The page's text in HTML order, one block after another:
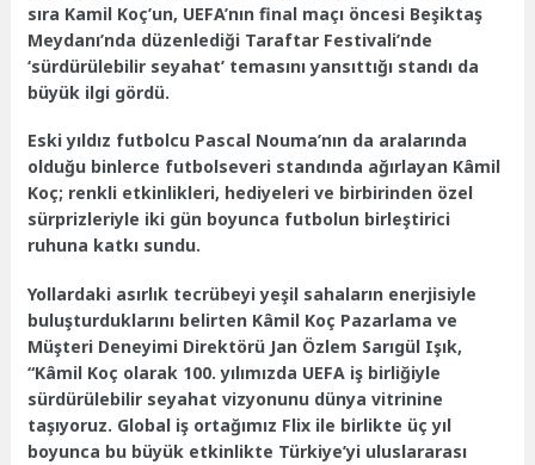
sıra Kamil Koç’un, UEFA’nın final maçı öncesi Beşiktaş
Meydanı’nda düzenlediği Taraftar Festivali’nde
‘sürdürülebilir seyahat’ temasını yansıttığı standı da
büyük ilgi gördü.
Eski yıldız futbolcu Pascal Nouma’nın da aralarında
olduğu binlerce futbolseveri standında ağırlayan Kâmil
Koç; renkli etkinlikleri, hediyeleri ve birbirinden özel
sürprizleriyle iki gün boyunca futbolun birleştirici
ruhuna katkı sundu.
Yollardaki asırlık tecrübeyi yeşil sahaların enerjisiyle
buluşturduklarını belirten Kâmil Koç Pazarlama ve
Müşteri Deneyimi Direktörü Jan Özlem Sarıgül Işık,
“Kâmil Koç olarak 100. yılımızda UEFA iş birliğiyle
sürdürülebilir seyahat vizyonunu dünya vitrinine
taşıyoruz. Global iş ortağımız Flix ile birlikte üç yıl
boyunca bu büyük etkinlikte Türkiye’yi uluslararası